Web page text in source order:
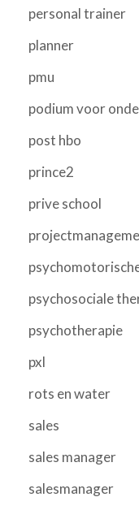
personal trainer
planner
pmu
podium voor
post hbo
prince2
prive school
psychosociale
psychotherapie
pxl
rots en water
sales
sales manager
salesmanager